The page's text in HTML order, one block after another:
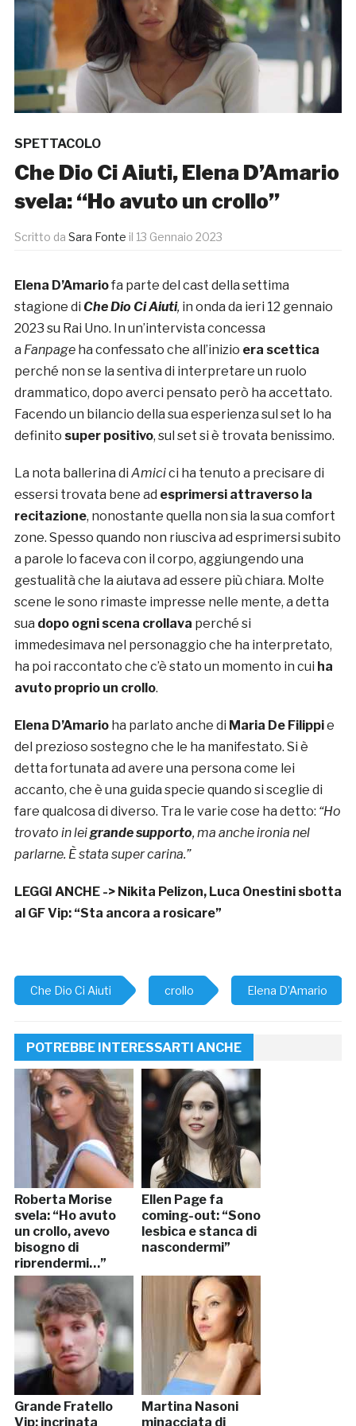
SPETTACOLO
Che Dio Ci Aiuti, Elena D’Amario
svela: “Ho avuto un crollo”
Scritto da Sara Fonte il 13 Gennaio 2023
Elena D’Amariofa parte del cast della settima
stagione di Che Dio Ci Aiuti,in onda da ieri 12 gennaio
2023 su Rai Uno. In un’intervista concessa
a Fanpage ha confessato che all’inizio era scettica
perché non se la sentiva di interpretare un ruolo
drammatico, dopo averci pensato però ha accettato.
Facendo un bilancio della sua esperienza sul set lo ha
definito super positivo, sul set si è trovata benissimo.
La nota ballerina di Amicici ha tenuto a precisare di
essersi trovata bene ad esprimersi attraverso la
recitazione, nonostante quella non sia la sua comfort
zone. Spesso quando non riusciva ad esprimersi subito
a parole lo faceva con il corpo, aggiungendo una
gestualità che la aiutava ad essere più chiara. Molte
scene le sono rimaste impresse nelle mente, a detta
sua dopo ogni scena crollava perché si
immedesimava nel personaggio che ha interpretato,
ha poi raccontato che c’è stato un momento in cui ha
avuto proprio un crollo.
Elena D’Amario ha parlato anche di Maria De Filippie
del prezioso sostegno che le ha manifestato. Si è
detta fortunata ad avere una persona come lei
accanto, che è una guida specie quando si sceglie di
fare qualcosa di diverso. Tra le varie cose ha detto: “Ho
trovato in leigrande supporto, ma anche ironia nel
parlarne. È stata super carina.”
LEGGI ANCHE -> Nikita Pelizon, Luca Onestini sbotta
al GF Vip: “Sta ancora a rosicare”
Che Dio Ci Aiuti crollo Elena D’Amario
POTREBBE INTERESSARTI ANCHE
Roberta Morise
svela: “Ho avuto
un crollo, avevo
bisogno di
riprendermi…”
Ellen Page fa
coming-out: “Sono
lesbica e stanca di
nascondermi”
Grande Fratello
Vip: incrinata
Martina Nasoni
minacciata di